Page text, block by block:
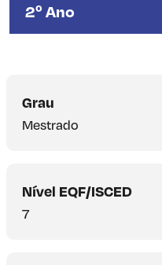
2º Ano
Grau
Mestrado
Nível EQF/ISCED
7